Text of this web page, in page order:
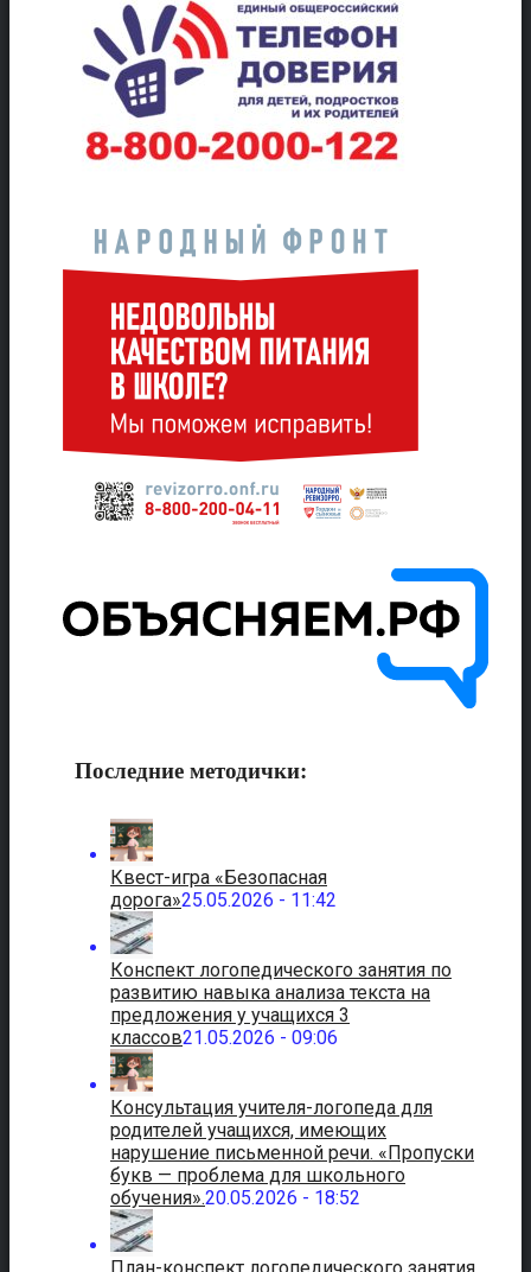
Последние методички:
Квест-игра «Безопасная
дорога»25.05.2026 - 11:42
Конспект логопедического занятия по
развитию навыка анализа текста на
предложения у учащихся 3
классов21.05.2026 - 09:06
Консультация учителя-логопеда для
родителей учащихся, имеющих
нарушение письменной речи. «Пропуски
букв — проблема для школьного
обучения».20.05.2026 - 18:52